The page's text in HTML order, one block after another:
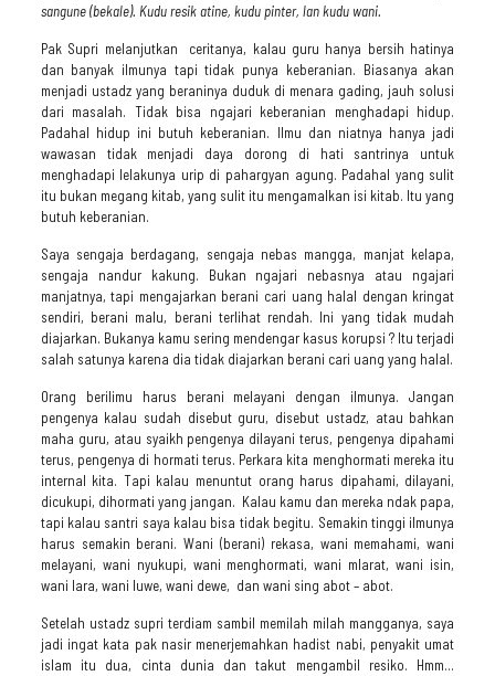
sangune (bekale). Kudu resik atine, kudu pinter, lan kudu wani.
Pak Supri melanjutkan ceritanya, kalau guru hanya bersih hatinya
dan banyak ilmunya tapi tidak punya keberanian. Biasanya akan
menjadi ustadz yang beraninya duduk di menara gading, jauh solusi
dari masalah. Tidak bisa ngajari keberanian menghadapi hidup.
Padahal hidup ini butuh keberanian. Ilmu dan niatnya hanya jadi
wawasan tidak menjadi daya dorong di hati santrinya untuk
menghadapi lelakunya urip di pahargyan agung. Padahal yang sulit
itu bukan megang kitab, yang sulit itu mengamalkan isi kitab. Itu yang
butuh keberanian.
Saya sengaja berdagang, sengaja nebas mangga, manjat kelapa,
sengaja nandur kakung. Bukan ngajari nebasnya atau ngajari
manjatnya, tapi mengajarkan berani cari uang halal dengan kringat
sendiri, berani malu, berani terlihat rendah. Ini yang tidak mudah
diajarkan. Bukanya kamu sering mendengar kasus korupsi ? Itu terjadi
salah satunya karena dia tidak diajarkan berani cari uang yang halal.
Orang berilimu harus berani melayani dengan ilmunya. Jangan
pengenya kalau sudah disebut guru, disebut ustadz, atau bahkan
maha guru, atau syaikh pengenya dilayani terus, pengenya dipahami
terus, pengenya di hormati terus. Perkara kita menghormati mereka itu
internal kita. Tapi kalau menuntut orang harus dipahami, dilayani,
dicukupi, dihormati yang jangan. Kalau kamu dan mereka ndak papa,
tapi kalau santri saya kalau bisa tidak begitu. Semakin tinggi ilmunya
harus semakin berani. Wani (berani) rekasa, wani memahami, wani
melayani, wani nyukupi, wani menghormati, wani mlarat, wani isin,
wani lara, wani luwe, wani dewe, dan wani sing abot – abot.
Setelah ustadz supri terdiam sambil memilah milah mangganya, saya
jadi ingat kata pak nasir menerjemahkan hadist nabi, penyakit umat
islam itu dua, cinta dunia dan takut mengambil resiko. Hmm…